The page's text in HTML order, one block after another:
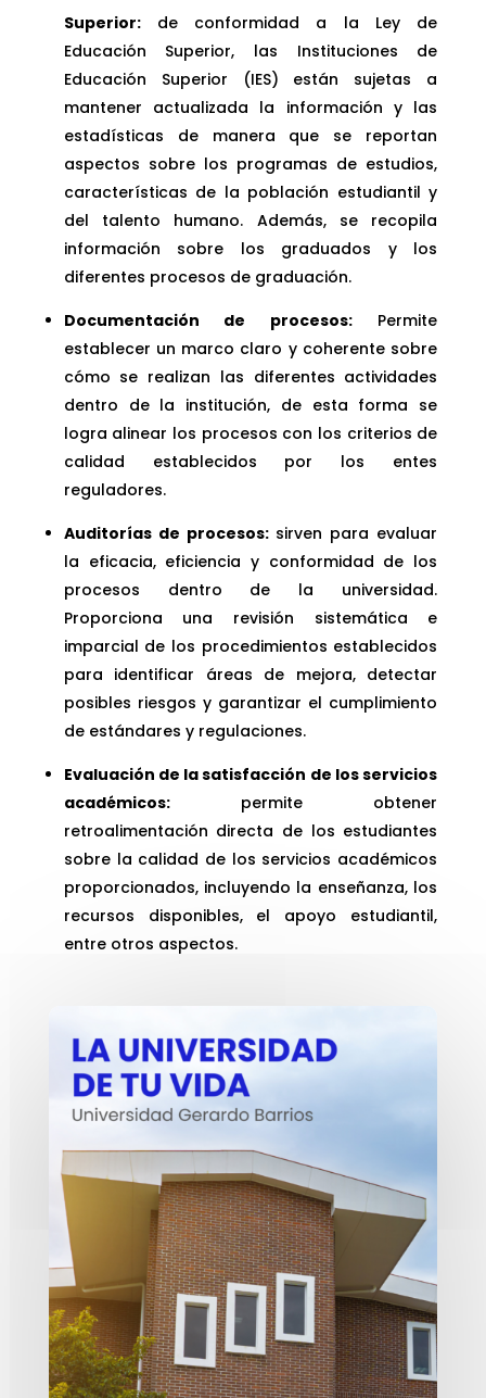
Superior:de conformidad a la Ley de
Educación Superior, las Instituciones de
Educación Superior (IES) están sujetas a
mantener actualizada la información y las
estadísticas de manera que se reportan
aspectos sobre los programas de estudios,
características de la población estudiantil y
del talento humano. Además, se recopila
información sobre los graduados y los
diferentes procesos de graduación.
Documentación de procesos:Permite
establecer un marco claro y coherente sobre
cómo se realizan las diferentes actividades
dentro de la institución, de esta forma se
logra alinear los procesos con los criterios de
calidad establecidos por los entes
reguladores.
Auditorías de procesos:sirven para evaluar
la eficacia, eficiencia y conformidad de los
procesos dentro de la universidad.
Proporciona una revisión sistemática e
imparcial de los procedimientos establecidos
para identificar áreas de mejora, detectar
posibles riesgos y garantizar el cumplimiento
de estándares y regulaciones.
Evaluación de la satisfacción de los servicios
académicos:permite obtener
retroalimentación directa de los estudiantes
sobre la calidad de los servicios académicos
proporcionados, incluyendo la enseñanza, los
recursos disponibles, el apoyo estudiantil,
entre otros aspectos.